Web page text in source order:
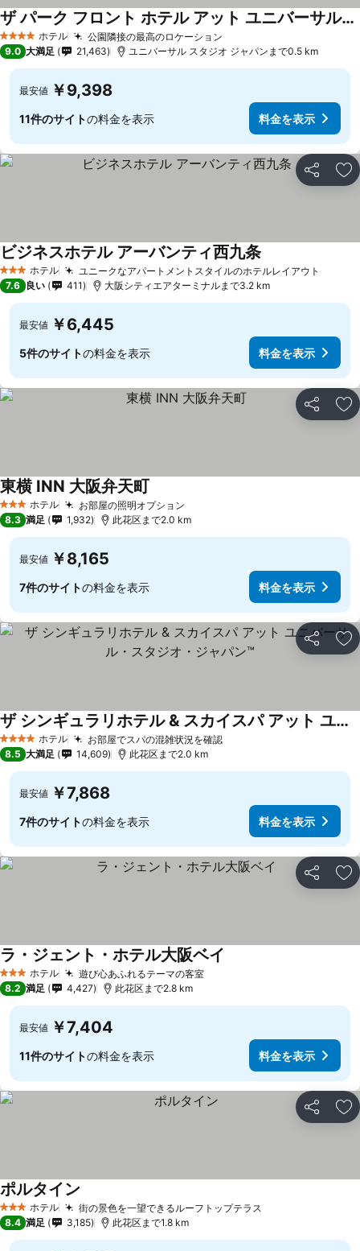
4 ホテルのランク
ホテル 公園隣接の最高のロケーション
ザ パーク フロント ホテル アット ユニバーサル・スタジオ・ジャパン
9.0 大満足 21,463 ユニバーサル スタジオ ジャパンまで0.5 km
最安値 ￥9,398
11件のサイトの料金を表示 料金を表示
シェア お
3 ホテルのランク
ホテル ユニークなアパートメントスタイルのホテルレイアウト
ビジネスホテル アーバンティ西九条
7.6 良い 411 大阪シティエアターミナルまで3.2 km
最安値 ￥6,445
5件のサイトの料金を表示 料金を表示
シェア お
3 ホテルのランク
ホテル お部屋の照明オプション
東横 INN 大阪弁天町
8.3 満足 1,932 此花区まで2.0 km
最安値 ￥8,165
7件のサイトの料金を表示 料金を表示
シェア お
4 ホテルのランク
ホテル お部屋でスパの混雑状況を確認
ザ シンギュラリホテル & スカイスパ アット ユニバーサル・スタジオ・ジャパン™
8.5 大満足 14,609 此花区まで2.0 km
最安値 ￥7,868
7件のサイトの料金を表示 料金を表示
シェア お
3 ホテルのランク
ホテル 遊び心あふれるテーマの客室
ラ・ジェント・ホテル大阪ベイ
8.2 満足 4,427 此花区まで2.8 km
最安値 ￥7,404
11件のサイトの料金を表示 料金を表示
シェア お
3 ホテルのランク
ホテル 街の景色を一望できるルーフトップテラス
ポルタイン
8.4 満足 3,185 此花区まで1.8 km